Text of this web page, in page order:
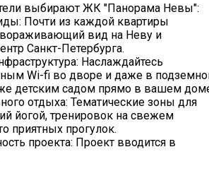
выбирают ЖК "Панорама Невы":
Почти из каждой квартиры
вид на Неву и
Санкт-Петербурга.
Наслаждайтесь
Wi-fi во дворе и даже в
детским садом прямо в вашем
отдыха: Тематические зоны для
йогой, тренировок на свежем
приятных прогулок.
проекта: Проект вводится в